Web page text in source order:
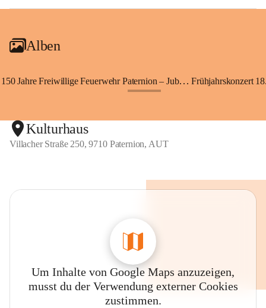
Alben
150 Jahre Freiwillige Feuerwehr Paternion – Jubiläumsfest Frühjahrskonzert
Kulturhaus
Villacher Straße 250, 9710 Paternion, AUT
Um Inhalte von Google Maps anzuzeigen,
musst du der Verwendung externer Cookies
zustimmen.